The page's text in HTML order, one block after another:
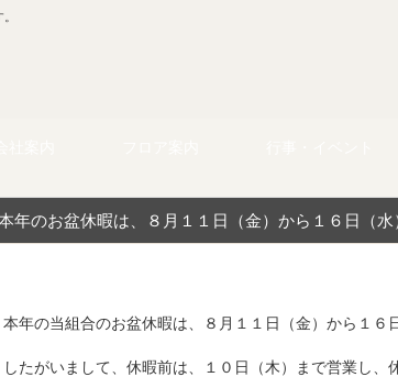
年のお盆休暇は、８月１１日（金）から１６日（水
本年の当組合のお盆休暇は、８月１１日（金）から１６
したがいまして、休暇前は、１０日（木）まで営業し、